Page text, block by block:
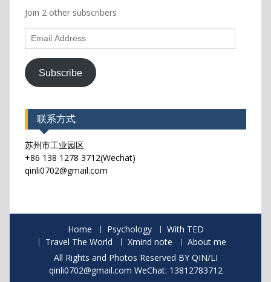
Join 2 other subscribers
Email
Address
Subscribe
联系方式
苏州市工业园区
+86 138 1278 3712(Wechat)
qinli0702@gmail.com
Home Psychology
With TED
Travel The World
Xmind note
About me
All Rights and Photos Reserved BY QIN/LI
qinli0702@gmail.com WeChat: 13812783712